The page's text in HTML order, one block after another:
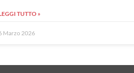
TUTTO »
Marzo 2026